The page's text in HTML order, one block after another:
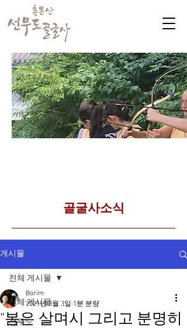
​골굴사소식
게시물
전체 게시물
선무도
전체 게시물
"봄은 살며시 그리고 분명히
Borim
2021년 3월 3일 1분 분량